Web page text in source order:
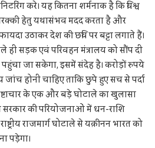
करे। यह कितना शर्मनाक है कि विश्व
हेतु यथासंभव मदद करता है और
उठाकर देश की छवि पर बट्टा लगाते हैं।
ही सड़क एवं परिवहन मंत्रालय को सौंप दी
पहुंचा जा सकेगा, इसमें संदेह है। करोड़ों रुपये
होनी चाहिए ताकि छुपे हुए सच से पर्दा
के एक और बड़े घोटाले का खुलासा
की परियोजनाओं में धन-राशि
राजमार्ग घोटाले से यक़ीनन भारत को
पड़ेगा।